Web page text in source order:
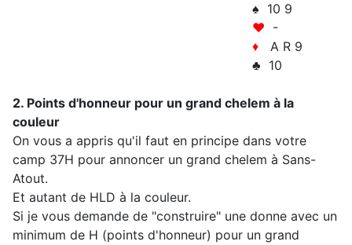
♠ 10 9
♥ -
♦ A R 9
♣ 10
2. Points d'honneur pour un grand chelem à la
couleur
On vous a appris qu'il faut en principe dans votre
camp 37H pour annoncer un grand chelem à Sans-
Atout.
Et autant de HLD à la couleur.
Si je vous demande de "construire" une donne avec un
minimum de H (points d'honneur) pour un grand